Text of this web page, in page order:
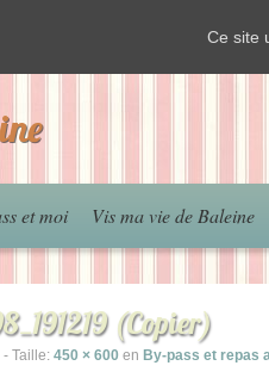
et moi Vis ma vie de Baleine
(Copier)
- Taille: 450 × 600 en By-pass et repas
Ce site